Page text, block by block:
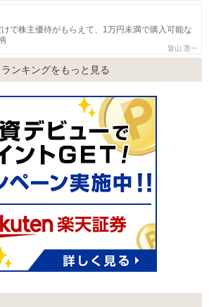
で株主優待がもらえて、1万円未満で購入可能な
畠山 憲一
ランキングをもっと見る